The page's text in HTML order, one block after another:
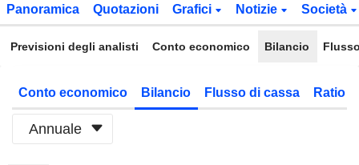
Panoramica Quotazioni Grafici Notizie Società
Previsioni degli analisti Conto economico Bilancio
Conto economico Bilancio Flusso di cassa Ratio
Annuale